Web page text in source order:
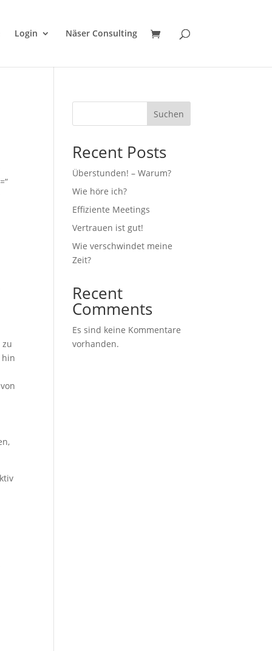
Login Näser Consulting
hin
Suchen
Recent Posts
Überstunden! – Warum?
Wie höre ich?
Effiziente Meetings
Vertrauen ist gut!
Wie verschwindet meine
Zeit?
Recent
Comments
Es sind keine Kommentare
vorhanden.